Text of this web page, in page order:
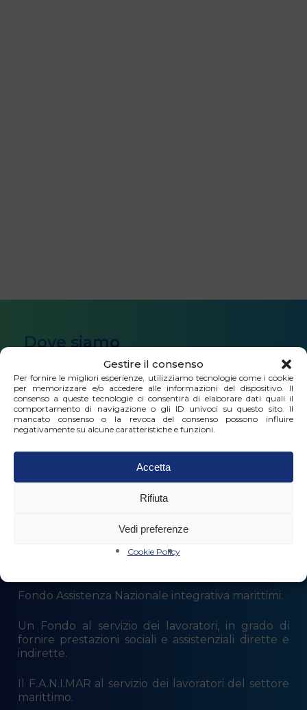
Gestire il consenso
Per fornire le migliori esperienze, utilizziamo tecnologie come i cookie
per memorizzare e/o accedere alle informazioni del dispositivo. Il
consenso a queste tecnologie ci consentirà di elaborare dati quali il
comportamento di navigazione o gli ID univoci su questo sito. Il
mancato consenso o la revoca del consenso possono influire
negativamente su alcune caratteristiche e funzioni.
Accetta
Rifiuta
Vedi preferenze
Cookie Policy
Dove siamo
Via Milano 40C/3 scala dx, 16126 Genova
Orari di apertura al pubblico
Fondo Assistenza Nazionale integrativa marittimi.
Un Fondo al servizio dei lavoratori, in grado di
fornire prestazioni sociali e assistenziali dirette e
indirette.
Il F.A.N.I.MAR al servizio dei lavoratori del settore
marittimo.